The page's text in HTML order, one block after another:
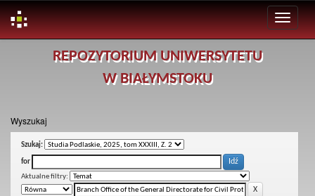
REPOZYTORIUM UNIWERSYTETU
W BIAŁYMSTOKU
Wyszukaj
Szukaj:
for
Aktualne filtry: